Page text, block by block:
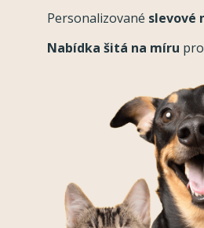
Personalizované slevové
Nabídka šitá na míru